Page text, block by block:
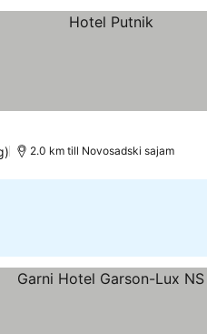
2.0 km till Novosadski sajam